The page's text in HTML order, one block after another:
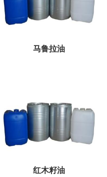
马鲁拉油
红木籽油